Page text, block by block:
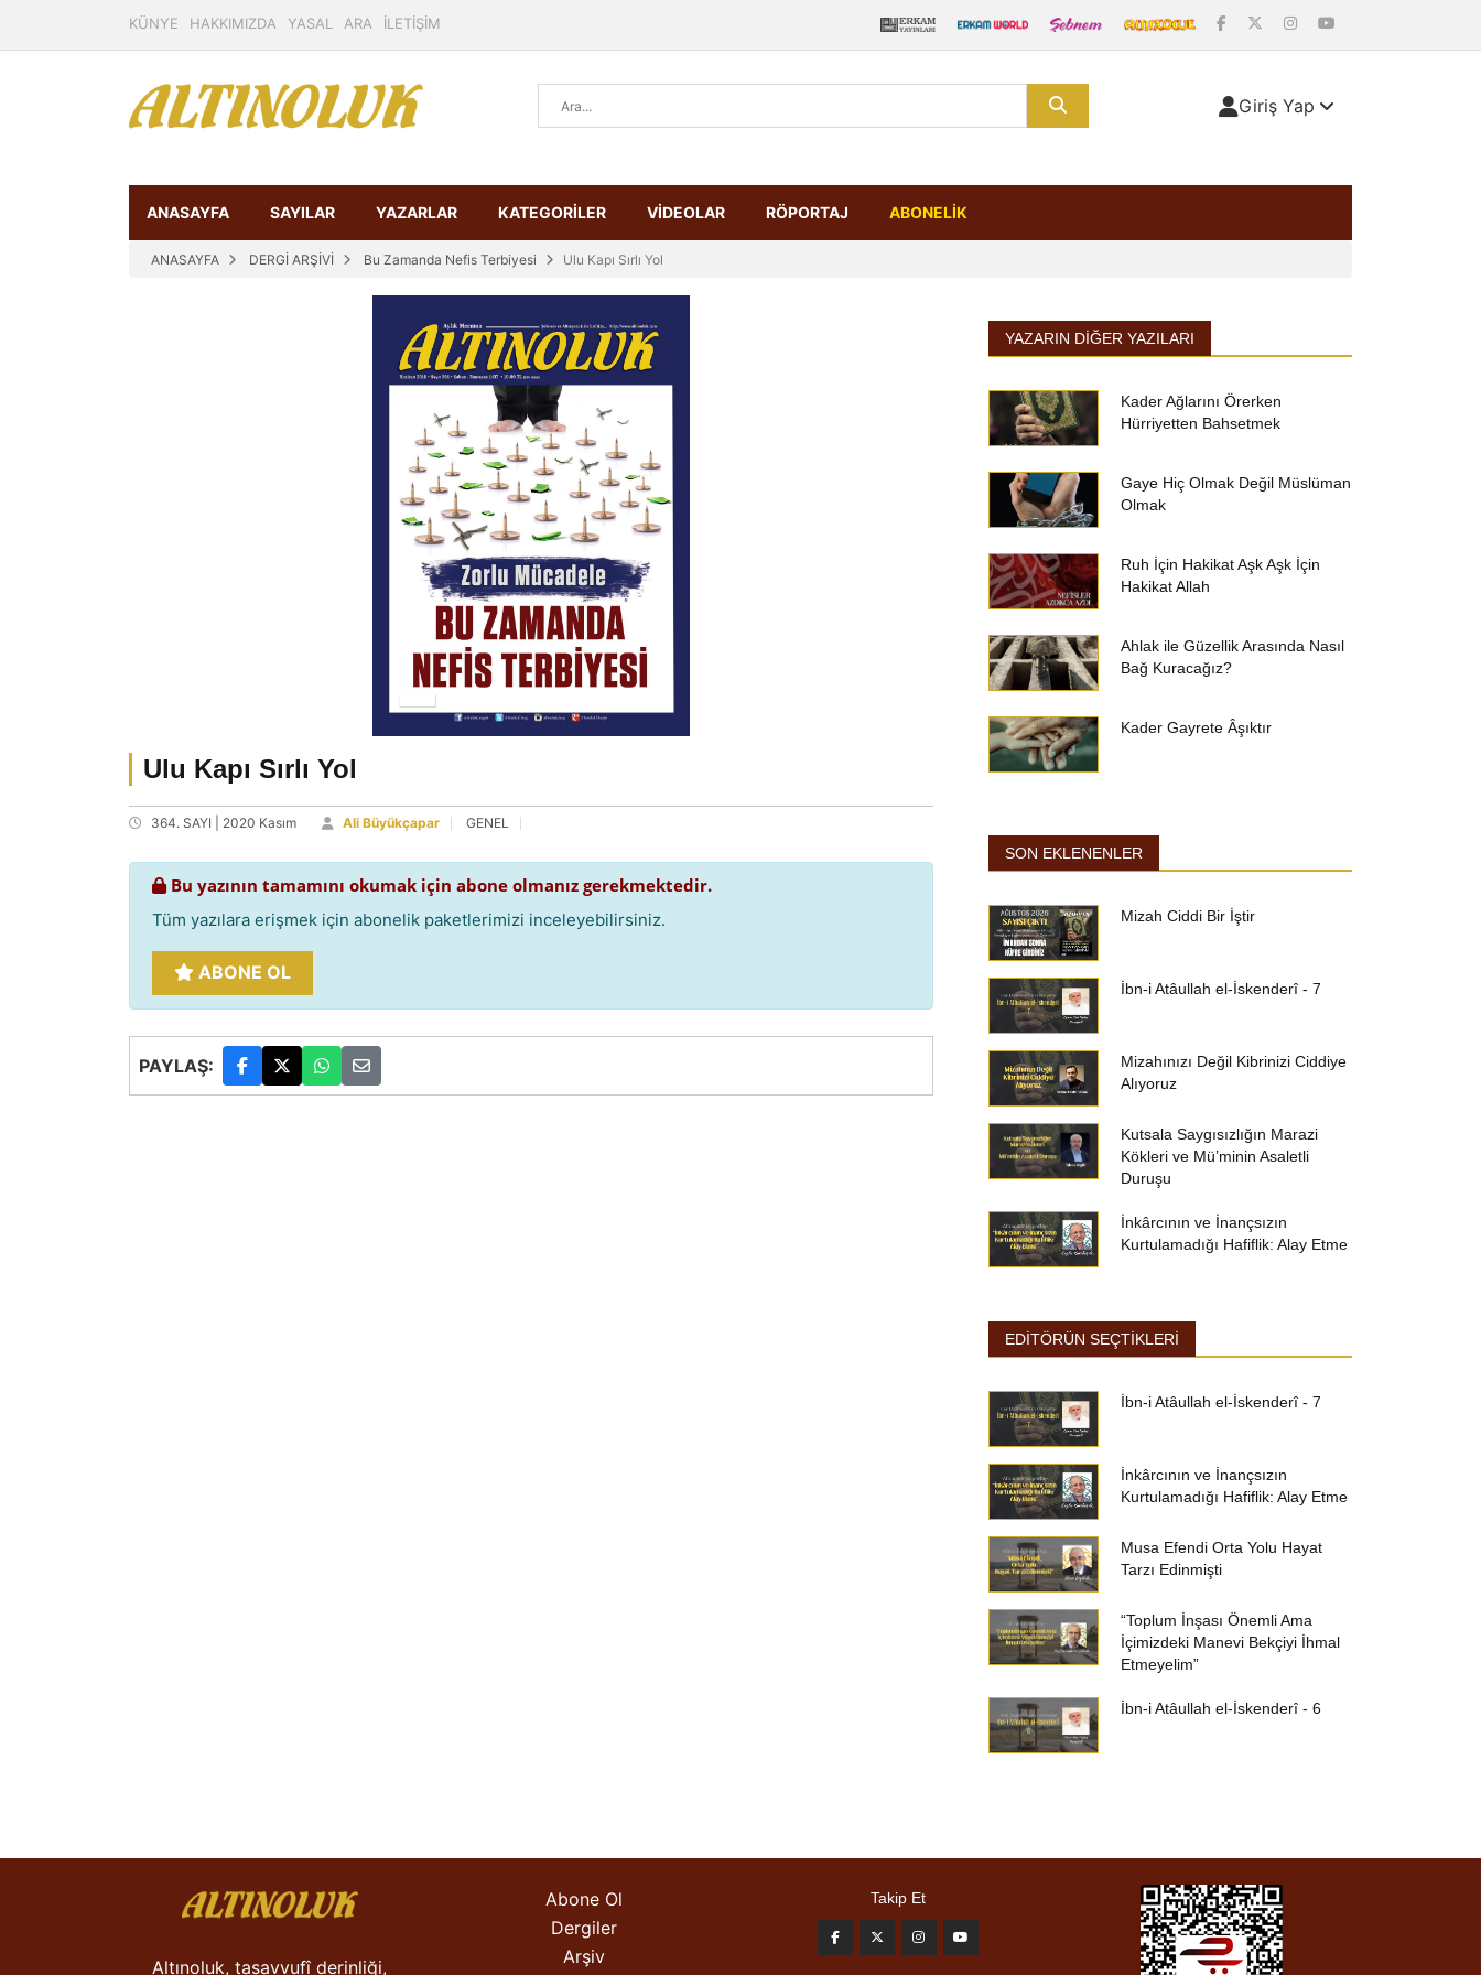
KÜNYE HAKKIMIZDA YASAL ARA İLETİŞİM
Giriş Yap
ANASAYFA SAYILAR YAZARLAR KATEGORİLER VİDEOLAR RÖPORTAJ ABONELİK
ANASAYFA DERGİ ARŞİVİ Bu Zamanda Nefis Terbiyesi Ulu Kapı Sırlı Yol
Ulu Kapı Sırlı Yol
364. SAYI | 2020 Kasım Ali Büyükçapar GENEL
Bu yazının tamamını okumak için abone olmanız gerekmektedir.
Tüm yazılara erişmek için abonelik paketlerimizi inceleyebilirsiniz.
ABONE OL
PAYLAŞ:
YAZARIN DIĞER YAZILARI
Kader Ağlarını Örerken
Hürriyetten Bahsetmek
Gaye Hiç Olmak Değil Müslüman
Olmak
Ruh İçin Hakikat Aşk Aşk İçin
Hakikat Allah
Ahlak ile Güzellik Arasında Nasıl
Bağ Kuracağız?
Kader Gayrete Âşıktır
SON EKLENENLER
Mizah Ciddi Bir İştir
İbn-i Atâullah el-İskenderî - 7
Mizahınızı Değil Kibrinizi Ciddiye
Alıyoruz
Kutsala Saygısızlığın Marazi
Kökleri ve Mü’minin Asaletli
Duruşu
İnkârcının ve İnançsızın
Kurtulamadığı Hafiflik: Alay Etme
EDİTÖRÜN SEÇTİKLERİ
İbn-i Atâullah el-İskenderî - 7
İnkârcının ve İnançsızın
Kurtulamadığı Hafiflik: Alay Etme
Musa Efendi Orta Yolu Hayat
Tarzı Edinmişti
“Toplum İnşası Önemli Ama
İçimizdeki Manevi Bekçiyi İhmal
Etmeyelim”
İbn-i Atâullah el-İskenderî - 6
Altınoluk, tasavvufî derinliği,
Abone Ol
Dergiler
Arşiv
Takip Et